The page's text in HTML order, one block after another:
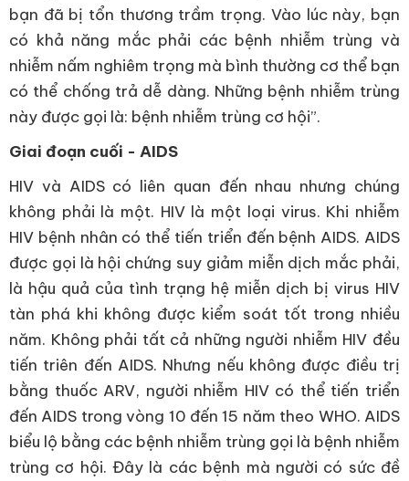
bạn đã bị tổn thương trầm trọng. Vào lúc này, bạn
có khả năng mắc phải các bệnh nhiễm trùng và
nhiễm nấm nghiêm trọng mà bình thường cơ thể bạn
có thể chống trả dễ dàng. Những bệnh nhiễm trùng
này được gọi là: bệnh nhiễm trùng cơ hội”.
Giai đoạn cuối - AIDS
HIV và AIDS có liên quan đến nhau nhưng chúng
không phải là một. HIV là một loại virus. Khi nhiễm
HIV bệnh nhân có thể tiến triển đến bệnh AIDS. AIDS
được gọi là hội chứng suy giảm miễn dịch mắc phải,
là hậu quả của tình trạng hệ miễn dịch bị virus HIV
tàn phá khi không được kiểm soát tốt trong nhiều
năm. Không phải tất cả những người nhiễm HIV đều
tiến triên đến AIDS. Nhưng nếu không được điều trị
bằng thuốc ARV, người nhiễm HIV có thể tiến triển
đến AIDS trong vòng 10 đến 15 năm theo WHO. AIDS
biểu lộ bằng các bệnh nhiễm trùng gọi là bệnh nhiễm
trùng cơ hội. Đây là các bệnh mà người có sức đề